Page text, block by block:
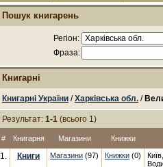
Пошук книгарень
Регіон:
Фраза:
Книгарні
Книгарні України /Харківська обл. /
Результат: 1-1 (всього 1)
# Книгарня Магазини Книжки
1. Книги Магазини (97) Книжки (0)